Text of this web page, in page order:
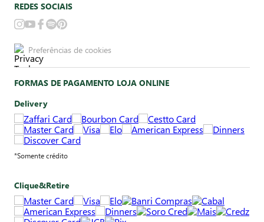
REDES SOCIAIS
Preferências de cookies
FORMAS DE PAGAMENTO LOJA ONLINE
Delivery
*Somente crédito
Clique&Retire